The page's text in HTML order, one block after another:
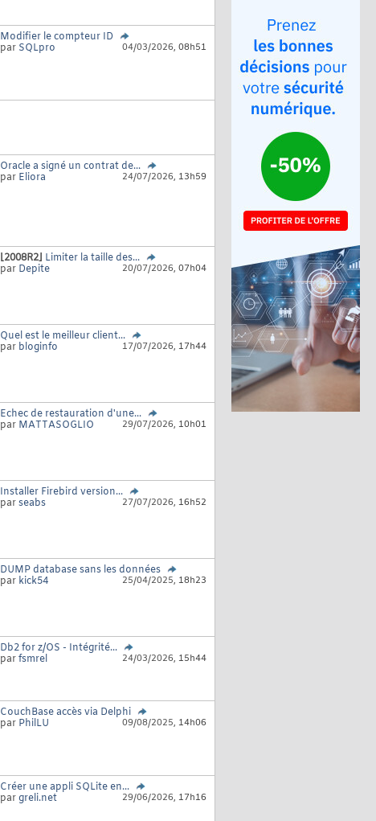
Modifier le compteur ID
par SQLpro 04/03/2026, 08h51
Oracle a signé un contrat de...
par Eliora 24/07/2026, 13h59
[2008R2] Limiter la taille des...
par Depite 20/07/2026, 07h04
Quel est le meilleur client...
par bloginfo 17/07/2026, 17h44
Echec de restauration d'une...
par MATTASOGLIO 29/07/2026, 10h01
Installer Firebird version...
parseabs 27/07/2026, 16h52
DUMP database sans les données
par kick54 25/04/2025, 18h23
Db2 for z/OS - Intégrité...
parfsmrel 24/03/2026, 15h44
CouchBase accès via Delphi
par PhilLU 09/08/2025, 14h06
Créer une appli SQLite en...
pargreli.net 29/06/2026, 17h16